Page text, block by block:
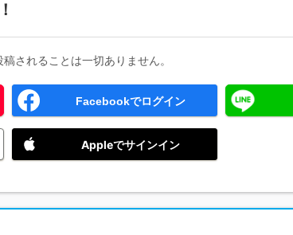
されることは一切ありません。
Facebookでログイン
Appleでサインイン